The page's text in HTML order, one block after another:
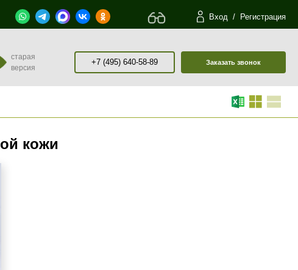
Вход / Регистрация
старая
версия
+7 (495) 640-58-89 Заказать звонок
кожи